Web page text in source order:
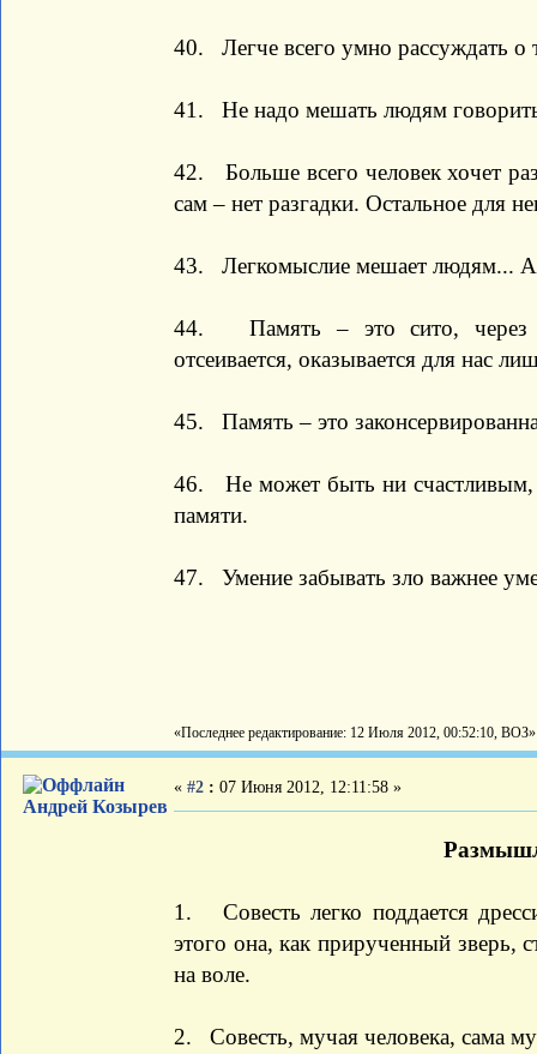
40. Легче всего умно рассуждать о
41. Не надо мешать людям
42. Больше всего человек хочет
сам – нет разгадки. Остальное для
43. Легкомыслие мешает людям... А
44. Память – это сито, через
отсеивается, оказывается для нас
45. Память – это
46. Не может быть ни счастливым,
памяти.
47. Умение забывать зло важнее
«Последнее редактирование: 12 Июля 2012, 00:52:10, ВОЗ»
Андрей Козырев
« #2 : 07 Июня 2012, 12:11:58 »
1. Совесть легко поддается
этого она, как прирученный зверь,
на воле.
2. Совесть, мучая человека, сама